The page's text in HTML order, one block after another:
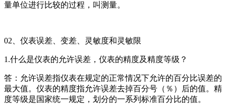
量单位进行比较的过程，叫测量。
02、仪表误差、变差、灵敏度和灵敏限
1.什么是仪表的允许误差，仪表的精度及精度等级？
答：允许误差指仪表在规定的正常情况下允许的百分比误差的
最大值。仪表的精度指允许误差去掉百分号（％）后的值。精
度等级是国家统一规定，划分的一系列标准百分比的值。